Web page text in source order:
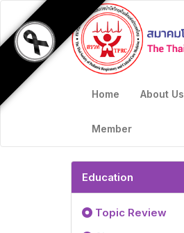
Home About Us
Member
Education
Topic Review